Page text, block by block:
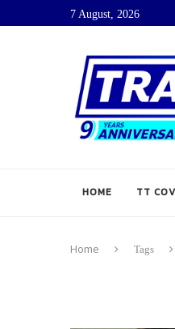
7 August, 2026
HOME TT
Home Tags